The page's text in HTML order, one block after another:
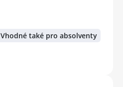
Vhodné také pro absolventy